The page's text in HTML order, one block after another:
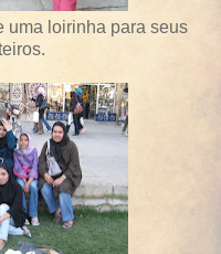
uma loirinha para seus